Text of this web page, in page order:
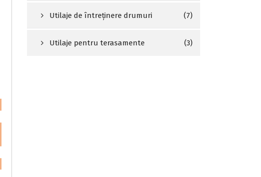
Utilaje de întreținere drumuri (7)
Utilaje pentru terasamente (3)